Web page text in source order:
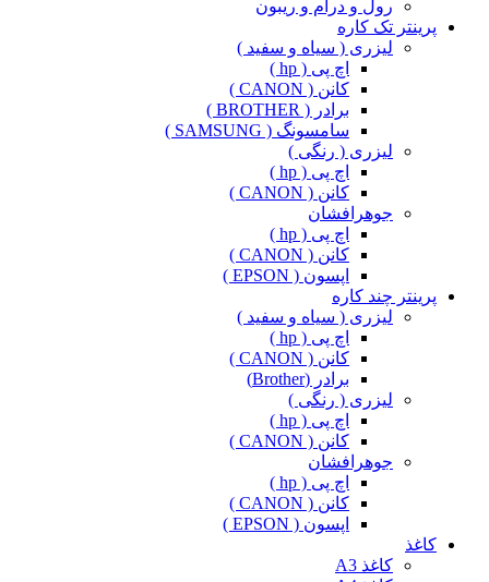
رول و درام و ریبون
پرینتر تک کاره
لیزری ( سیاه و سفید )
اچ پی ( hp )
کانن ( CANON )
برادر ( BROTHER )
سامسونگ ( SAMSUNG )
لیزری ( رنگی )
اچ پی ( hp )
کانن ( CANON )
جوهرافشان
اچ پی ( hp )
کانن ( CANON )
اپسون ( EPSON )
پرینتر چند کاره
لیزری ( سیاه و سفید )
اچ پی ( hp )
کانن ( CANON )
برادر (Brother)
لیزری ( رنگی )
اچ پی ( hp )
کانن ( CANON )
جوهرافشان
اچ پی ( hp )
کانن ( CANON )
اپسون ( EPSON )
کاغذ
کاغذ A3